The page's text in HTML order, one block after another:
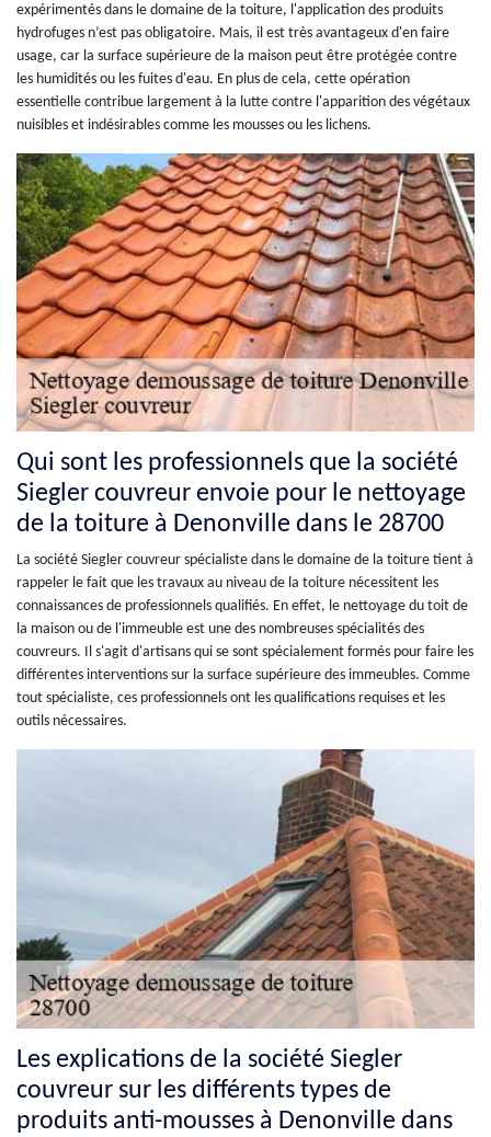
expérimentés dans le domaine de la toiture, l'application des produits
hydrofuges n’est pas obligatoire. Mais, il est très avantageux d'en faire
usage, car la surface supérieure de la maison peut être protégée contre
les humidités ou les fuites d'eau. En plus de cela, cette opération
essentielle contribue largement à la lutte contre l'apparition des végétaux
nuisibles et indésirables comme les mousses ou les lichens.
Qui sont les professionnels que la société
Siegler couvreur envoie pour le nettoyage
de la toiture à Denonville dans le 28700
La société Siegler couvreur spécialiste dans le domaine de la toiture tient à
rappeler le fait que les travaux au niveau de la toiture nécessitent les
connaissances de professionnels qualifiés. En effet, le nettoyage du toit de
la maison ou de l'immeuble est une des nombreuses spécialités des
couvreurs. Il s'agit d'artisans qui se sont spécialement formés pour faire les
différentes interventions sur la surface supérieure des immeubles. Comme
tout spécialiste, ces professionnels ont les qualifications requises et les
outils nécessaires.
Les explications de la société Siegler
couvreur sur les différents types de
produits anti-mousses à Denonville dans